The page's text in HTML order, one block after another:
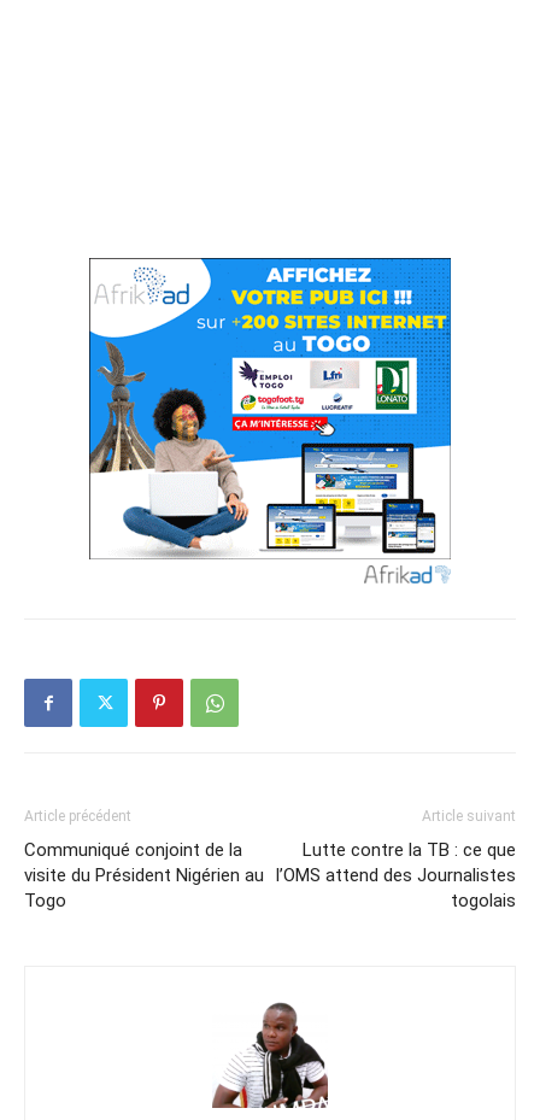
Article précédent
Communiqué conjoint de la
visite du Président Nigérien au
Togo
Article suivant
Lutte contre la TB : ce que
l’OMS attend des Journalistes
togolais